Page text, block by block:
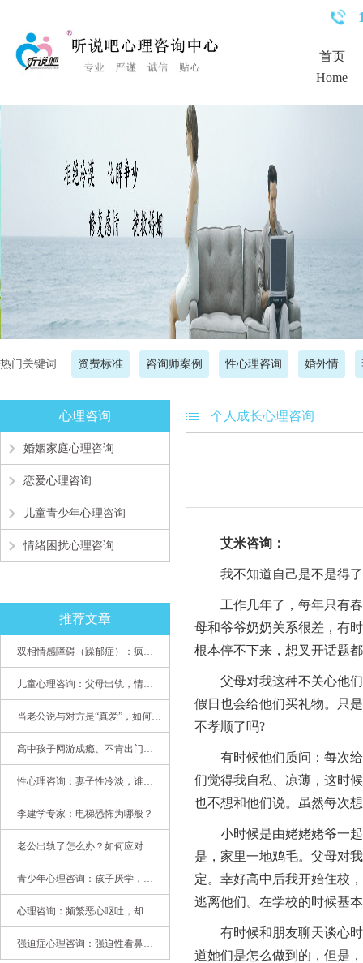
首页
Home
热门关键词 资费标准 咨询师案例 性心理咨询 婚外情
心理咨询
婚姻家庭心理咨询
恋爱心理咨询
儿童青少年心理咨询
情绪困扰心理咨询
推荐文章
双相情感障碍（躁郁症）：疯子如何走向天才
儿童心理咨询：父母出轨，情感混乱孩子内心的隐秘
当老公说与对方是“真爱”，如何挽救婚姻？(始篇)
高中孩子网游成瘾、不肯出门，家长该怎么办？
性心理咨询：妻子性冷淡，谁之过
李建学专家：电梯恐怖为哪般？
老公出轨了怎么办？如何应对老公出轨？——婚姻心理专家为您支招
青少年心理咨询：孩子厌学，整天沉迷手机，网络成瘾，怎么办?
心理咨询：频繁恶心呕吐，却无身体异常
强迫症心理咨询：强迫性看鼻尖，害我无法学习
个人成长心理咨询
艾米咨询：
我不知道自己是不是得了
工作几年了，每年只有春
母和爷爷奶奶关系很差，有
根本停不下来，想叉开话题
父母对我这种不关心他们
假日也会给他们买礼物。只
不孝顺了吗?
有时候他们质问：每次给
们觉得我自私、凉薄，这时
也不想和他们说。虽然每次
小时候是由姥姥姥爷一起
是，家里一地鸡毛。父母对
定。幸好高中后我开始住校
逃离他们。在学校的时候基
有时候和朋友聊天谈心时
道她们是怎么做到的，但是